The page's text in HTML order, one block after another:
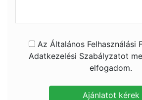
Az Általános Felhasználási
Adatkezelési Szabályzatot
elfogadom.